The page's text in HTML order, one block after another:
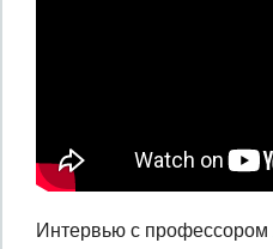
Интервью с профессором